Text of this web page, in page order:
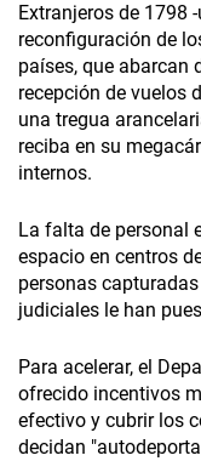
Extranjeros de 1798
reconfiguración de
países, que abarcan
recepción de vuelos
una tregua
reciba en su
internos.
La falta de personal
espacio en centros
personas
judiciales le han
Para acelerar, el
ofrecido incentivos
efectivo y cubrir los
decidan